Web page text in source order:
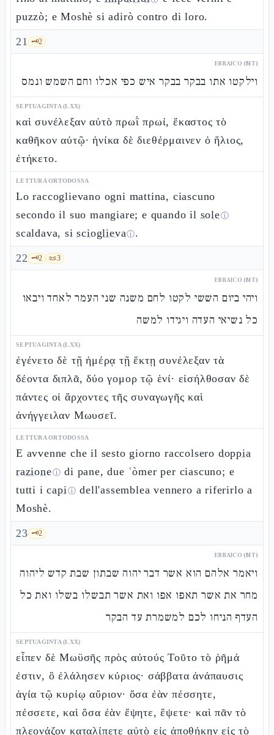
puzzò; e Moshè si adirò contro di loro.
21 🗝️2
EBRAICO (MT)
וילקטו אתו בבקר בבקר איש כפי אכלו וחם השמש ונמס
SEPTUAGINTA (LXX)
καὶ συνέλεξαν αὐτὸ πρωῒ πρωί, ἕκαστος τὸ
καθῆκον αὐτῷ· ἡνίκα δὲ διεθέρμαινεν ὁ ἥλιος,
ἐτήκετο.
LETTURA ORTODOSSA
Lo raccoglievano ogni mattina, ciascuno
secondo il suo mangiare; e quando il soleⓘ
scaldava, siscioglievaⓘ.
22 🗝️2 📜3
EBRAICO (MT)
ויהי ביום הששי לקטו לחם משנה שני העמר לאחד ויבאו
כל נשיאי העדה ויגידו למשה
SEPTUAGINTA (LXX)
ἐγένετο δὲ τῇ ἡμέρᾳ τῇ ἕκτῃ συνέλεξαν τὰ
δέοντα διπλᾶ, δύο γομορ τῷ ἑνί· εἰσήλθοσαν δὲ
πάντες οἱ ἄρχοντες τῆς συναγωγῆς καὶ
ἀνήγγειλαν Μωυσεῖ.
LETTURA ORTODOSSA
E avvenne che il sesto giorno raccolsero doppia
razioneⓘ di pane, due ʿòmer per ciascuno; e
tutti icapiⓘ dell'assemblea vennero a riferirlo a
Moshè.
23 🗝️2
EBRAICO (MT)
ויאמר אלהם הוא אשר דבר יהוה שבתון שבת קדש ליהוה
מחר את אשר תאפו אפו ואת אשר תבשלו בשלו ואת כל
העדף הניחו לכם למשמרת עד הבקר
SEPTUAGINTA (LXX)
εἶπεν δὲ Μωϋσῆς πρὸς αὐτούς Τοῦτο τὸ ῥῆμά
ἐστιν, ὃ ἐλάλησεν κύριος· σάββατα ἀνάπαυσις
ἁγία τῷ κυρίῳ αὔριον· ὅσα ἐὰν πέσσητε,
πέσσετε, καὶ ὅσα ἐὰν ἕψητε, ἕψετε· καὶ πᾶν τὸ
πλεονάζον καταλίπετε αὐτὸ εἰς ἀποθήκην εἰς τὸ